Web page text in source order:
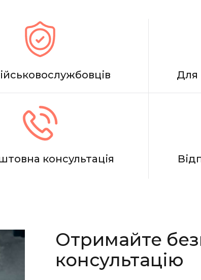
Для
консультація
Отримайте
консультацію